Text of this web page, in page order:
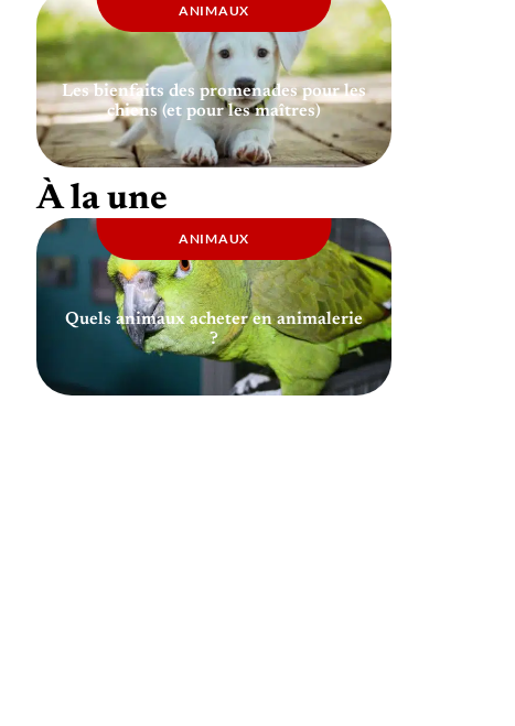
ANIMAUX
Les bienfaits des promenades pour les
chiens (et pour les maîtres)
À la une
ANIMAUX
Quels animaux acheter en animalerie
?